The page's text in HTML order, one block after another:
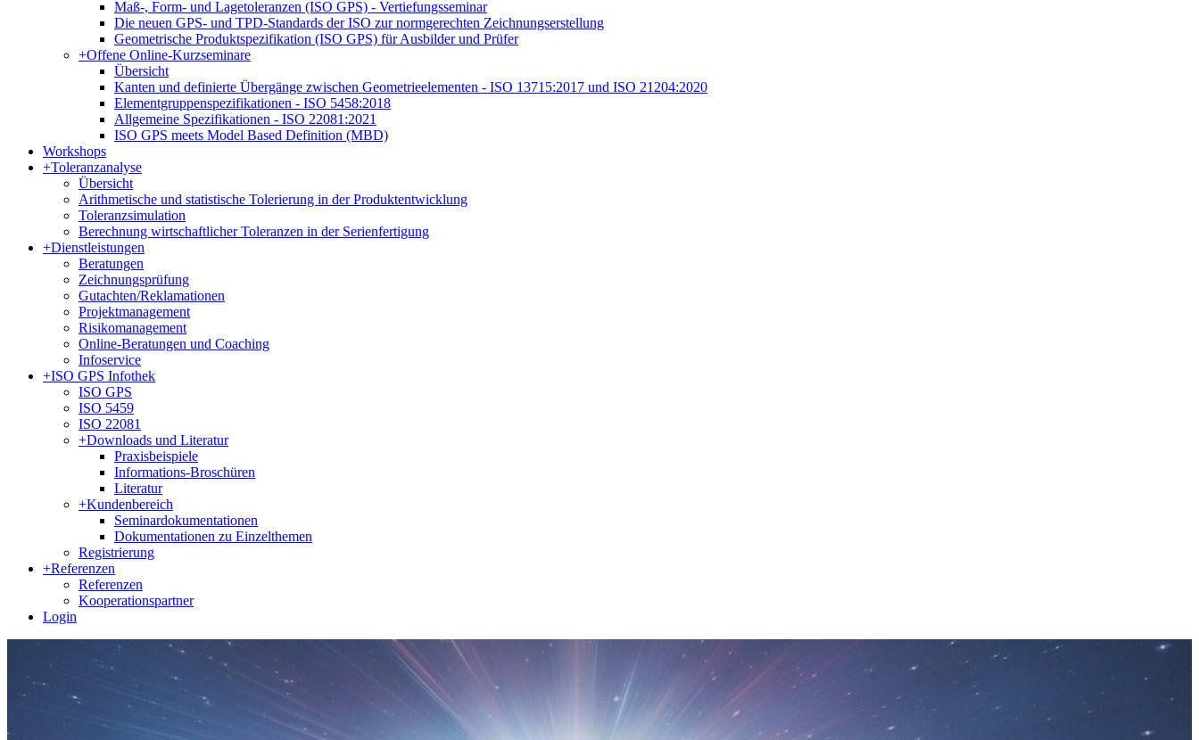
Maß-, Form- und Lagetoleranzen (ISO GPS) - Vertiefungsseminar
Die neuen GPS- und TPD-Standards der ISO zur normgerechten Zeichnungserstellung
Geometrische Produktspezifikation (ISO GPS) für Ausbilder und Prüfer
+Offene Online-Kurzseminare
Übersicht
Kanten und definierte Übergänge zwischen Geometrieelementen - ISO 13715:2017 und ISO 21204:2020
Elementgruppenspezifikationen - ISO 5458:2018
Allgemeine Spezifikationen - ISO 22081:2021
ISO GPS meets Model Based Definition (MBD)
Workshops
+Toleranzanalyse
Übersicht
Arithmetische und statistische Tolerierung in der Produktentwicklung
Toleranzsimulation
Berechnung wirtschaftlicher Toleranzen in der Serienfertigung
+Dienstleistungen
Beratungen
Zeichnungsprüfung
Gutachten/Reklamationen
Projektmanagement
Risikomanagement
Online-Beratungen und Coaching
Infoservice
+ISO GPS Infothek
ISO GPS
ISO 5459
ISO 22081
+Downloads und Literatur
Praxisbeispiele
Informations-Broschüren
Literatur
+Kundenbereich
Seminardokumentationen
Dokumentationen zu Einzelthemen
Registrierung
+Referenzen
Referenzen
Kooperationspartner
Login